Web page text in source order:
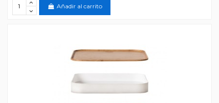
Añadir al carrito